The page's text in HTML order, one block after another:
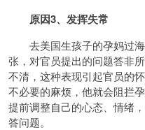
原因3、发挥失常
去美国生孩子的孕妈过海
张，对官员提出的问题答非
不清，这种表现引起官员的
不必要的麻烦，他就会阻拦
提前调整自己的心态、情绪
答问题。